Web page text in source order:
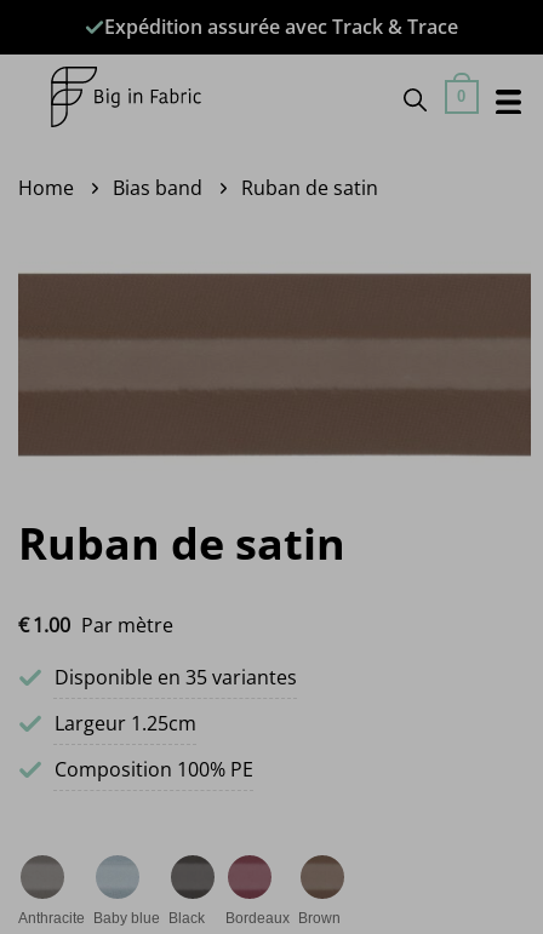
contenu
Expédition assurée avec Track & Trace
0
Home Bias band Ruban de satin
Ruban de satin
€1.00 Par mètre
Disponible en 35 variantes
Largeur 1.25cm
Composition 100% PE
Anthracite Baby blue Black Bordeaux Brown